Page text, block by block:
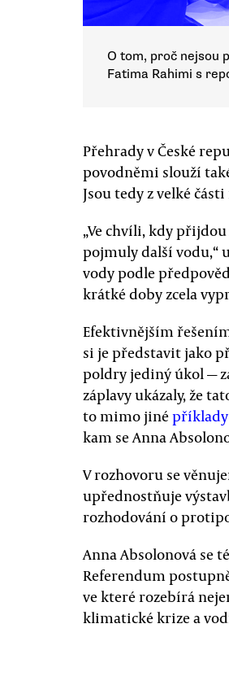
O tom, proč nejsou
Fatima Rahimi s
Přehrady v České
povodněmi slouží
Jsou tedy z velké
„Ve chvíli, kdy
pojmuly další vodu,“
vody podle
krátké doby zcela
Efektivnějším
si je představit jako
poldry jediný úkol —
záplavy ukázaly, že
to mimo jinépříklady
kam se Anna
V rozhovoru se
upřednostňuje
rozhodování o
Anna Absolonová se
Referendum
ve které rozebírá
klimatické krize a